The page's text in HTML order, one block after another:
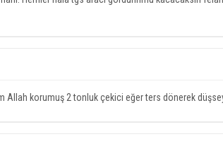
Allah korumuş 2 tonluk çekici eğer ters dönerek